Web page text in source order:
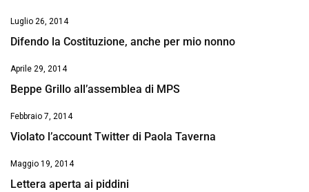
Luglio 26, 2014
Difendo la Costituzione, anche per mio nonno
Aprile 29, 2014
Beppe Grillo all’assemblea di MPS
Febbraio 7, 2014
Violato l’account Twitter di Paola Taverna
Maggio 19, 2014
Lettera aperta ai piddini